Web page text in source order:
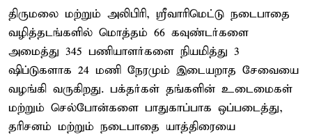
திருமலை மற்றும் அலிபிரி, ஸ்ரீவாரிமெட்டு நடைபாதை
வழித்தடங்களில் மொத்தம் 66 கவுண்டர்களை
அமைத்து 345 பணியாளர்களை நியமித்து 3
ஷிப்டுகளாக 24 மணி நேரமும் இடையறாத சேவையை
வழங்கி வருகிறது. பக்தர்கள் தங்களின் உடைமைகள்
மற்றும் செல்போன்களை பாதுகாப்பாக ஒப்படைத்து,
தரிசனம் மற்றும் நடைபாதை யாத்திரையை